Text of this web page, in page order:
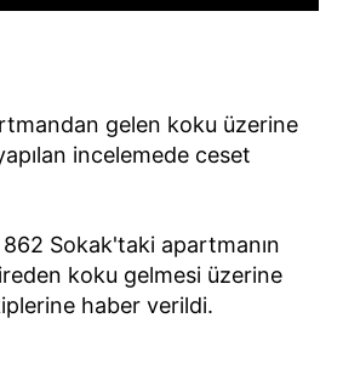
gelen koku üzerine
incelemede ceset
Sokak'taki apartmanın
koku gelmesi üzerine
haber verildi.